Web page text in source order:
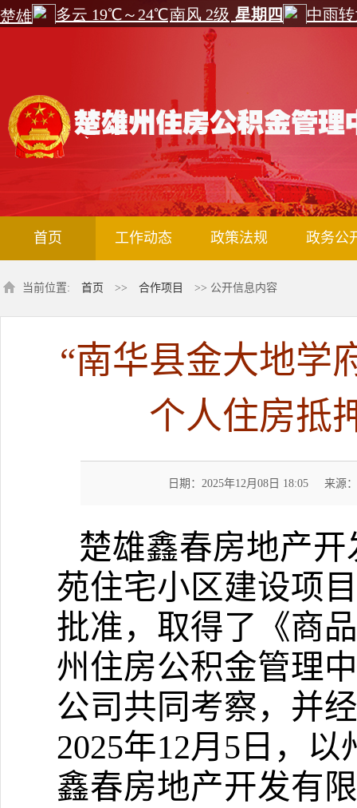
首页 工作动态 政策法规 政务公
当前位置: 首页 >> 合作项目 >> 公开信息内容
“南华县金大地学
个人住房抵
日期：2025年12月08日 18:05 来源：
楚雄鑫春房地产
苑住宅小区建设项
批准，取得了《商
州住房公积金管理
公司共同考察，并
2025年12月5日，
鑫春房地产开发有